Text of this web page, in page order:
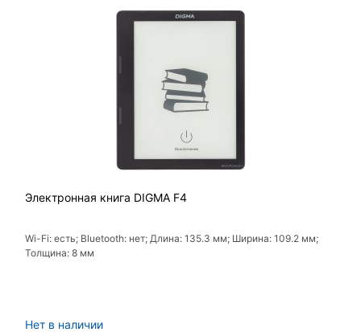
Электронная книга DIGMA F4
Wi-Fi: есть; Bluetooth: нет; Длина: 135.3 мм; Ширина: 109.2 мм;
Толщина: 8 мм
Нет в наличии